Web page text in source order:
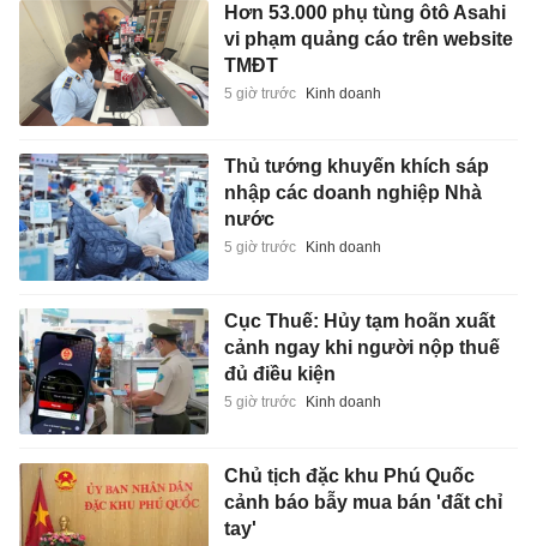
Hơn 53.000 phụ tùng ôtô Asahi
vi phạm quảng cáo trên website
TMĐT
5 giờ trước Kinh doanh
Thủ tướng khuyến khích sáp
nhập các doanh nghiệp Nhà
nước
5 giờ trước Kinh doanh
Cục Thuế: Hủy tạm hoãn xuất
cảnh ngay khi người nộp thuế
đủ điều kiện
5 giờ trước Kinh doanh
Chủ tịch đặc khu Phú Quốc
cảnh báo bẫy mua bán 'đất chỉ
tay'